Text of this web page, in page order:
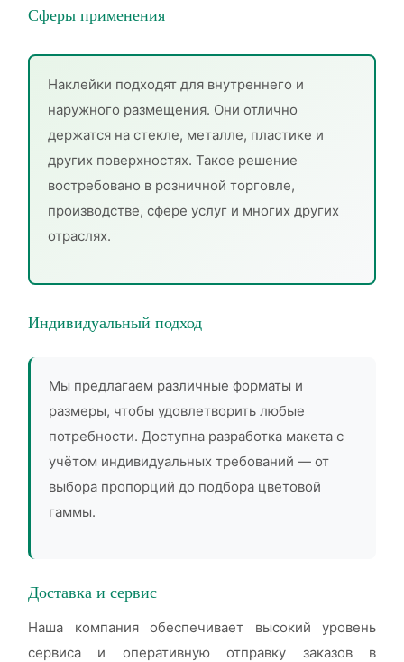
Сферы применения
Наклейки подходят для внутреннего и
наружного размещения. Они отлично
держатся на стекле, металле, пластике и
других поверхностях. Такое решение
востребовано в розничной торговле,
производстве, сфере услуг и многих других
отраслях.
Индивидуальный подход
Мы предлагаем различные форматы и
размеры, чтобы удовлетворить любые
потребности. Доступна разработка макета с
учётом индивидуальных требований — от
выбора пропорций до подбора цветовой
гаммы.
Доставка и сервис
Наша компания обеспечивает высокий уровень
сервиса и оперативную отправку заказов в